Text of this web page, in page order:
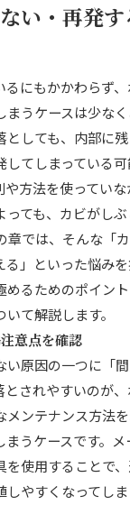
い・再発す
るにもかかわらず
まうケースは少な
としても、内部に
してしまっている
や方法を使ってい
ても、カビがし
章では、そんな「カ
る」といった悩み
めるためのポイン
て解説します。
意点を確認
原因の一つに「間
とされやすいのが
メンテナンス方法
うケースです。
を使用することで
しやすくなってし